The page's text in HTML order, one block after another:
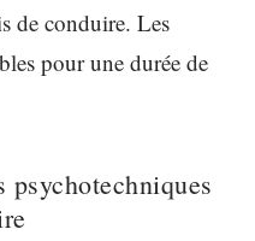
de conduire. Les
pour une durée de
psychotechniques